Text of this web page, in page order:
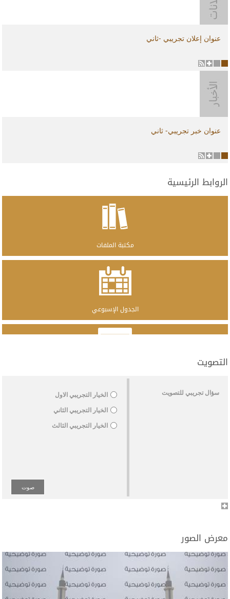
عنوان إعلان تجريبي -ثاني
1
2
عنوان خبر تجريبي- ثاني
الروابط الرئيسية
مكتبة الملفات
الجدول الإسبوعي
التصويت
سؤال تجريبي للتصويت
الخيار التجريبي الاول
الخيار التجريبي الثاني
الخيار التجريبي الثالث
معرض الصور